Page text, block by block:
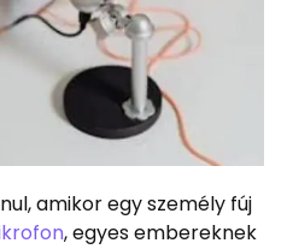
amikor egy személy fúj
, egyes embereknek